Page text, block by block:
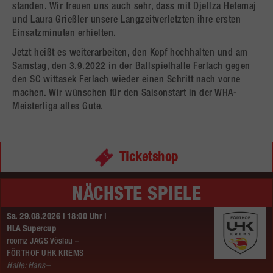
standen. Wir freuen uns auch sehr, dass mit Djellza Hetemaj
und Laura Grießler unsere Langzeitverletzten ihre ersten
Einsatzminuten erhielten.
Jetzt heißt es weiterarbeiten, den Kopf hochhalten und am
Samstag, den 3.9.2022 in der Ballspielhalle Ferlach gegen
den SC wittasek Ferlach wieder einen Schritt nach vorne
machen. Wir wünschen für den Saisonstart in der WHA-
Meisterliga alles Gute.
Ticketshop
NÄCHSTE SPIELE
Sa. 29.08.2026 | 18:00 Uhr |
HLA Supercup
roomz JAGS Vöslau –
FÖRTHOF UHK KREMS
Halle: Hans–